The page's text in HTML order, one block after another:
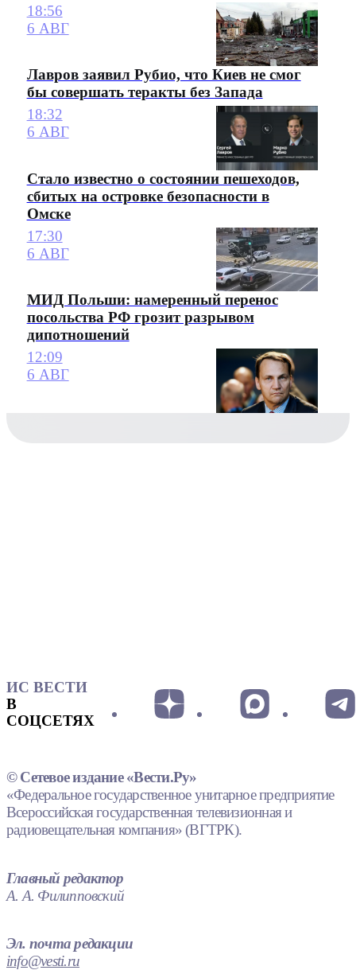
18:56
6 АВГ
Лавров заявил Рубио, что Киев не смог
бы совершать теракты без Запада
18:32
6 АВГ
Стало известно о состоянии пешеходов,
сбитых на островке безопасности в
Омске
17:30
6 АВГ
МИД Польши: намеренный перенос
посольства РФ грозит разрывом
дипотношений
12:09
6 АВГ
ИС ВЕСТИ
В
СОЦСЕТЯХ
© Сетевое издание «Вести.Ру»
«Федеральное государственное унитарное предприятие
Всероссийская государственная телевизионная и
радиовещательная компания» (ВГТРК).
Главный редактор
А. А. Филипповский
Эл. почта редакции
info@vesti.ru